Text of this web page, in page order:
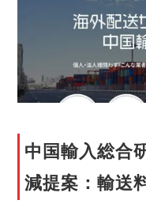
中国輸入総合
減提案：輸送